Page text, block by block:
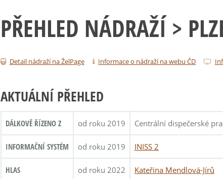
PŘEHLED NÁDRAŽÍ >
Detail nádraží na ŽelPage Informace o nádraží na webu ČD
AKTUÁLNÍ PŘEHLED
DÁLKOVĚ ŘÍZENO Z od roku 2019 Centrální dispečerské
INFORMAČNÍ SYSTÉM od roku 2019 INISS 2
HLAS od roku 2022 Kateřina Mendlová-Jírů